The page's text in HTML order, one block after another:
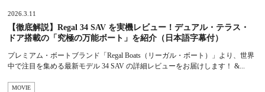
2026.3.11
【徹底解説】Regal 34 SAV を実機レビュー！デュアル・テラス・
ドア搭載の「究極の万能ボート」を紹介（日本語字幕付）
プレミアム・ボートブランド「Regal Boats（リーガル・ボート）」より、世界
中で注目を集める最新モデル 34 SAV の詳細レビューをお届けします！ &...
MOVIE